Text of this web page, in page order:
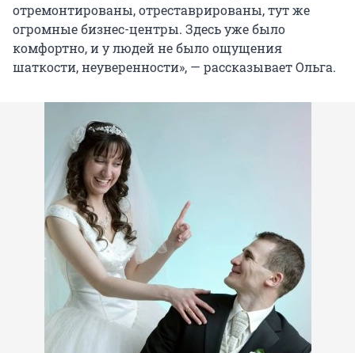
отремонтированы, отреставрированы, тут же
огромные бизнес-центры. Здесь уже было
комфортно, и у людей не было ощущения
шаткости, неуверенности», — рассказывает Ольга.